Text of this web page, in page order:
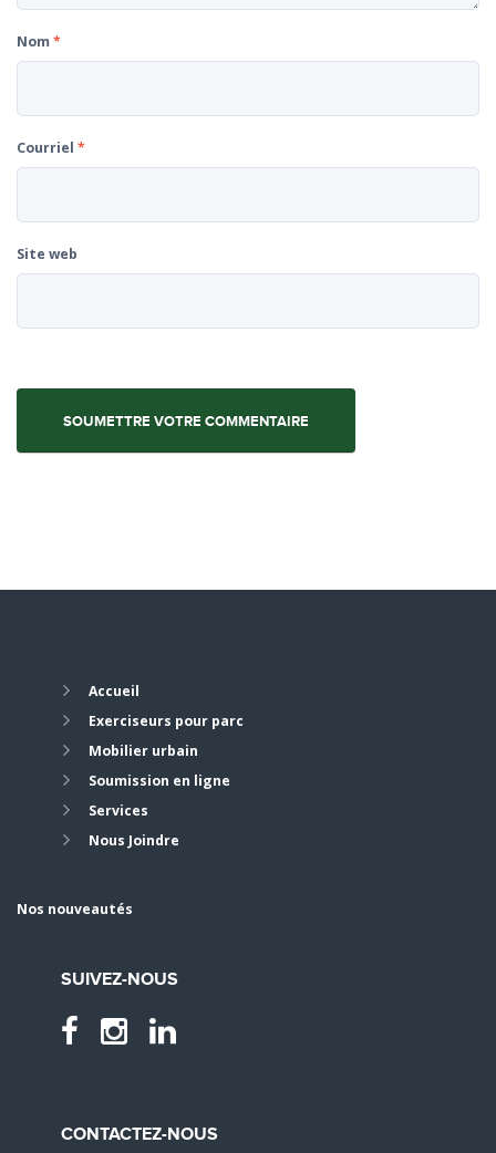
Nom*
Courriel *
Site web
Accueil
Exerciseurs pour parc
Mobilier urbain
Soumission en ligne
Services
Nous Joindre
Nos nouveautés
SUIVEZ-NOUS
CONTACTEZ-NOUS